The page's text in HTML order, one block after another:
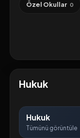
Özel Okullar 0
Hukuk
Hukuk
Tümünü görüntüle